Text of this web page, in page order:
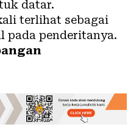
datar.
terlihat sebagai
pada penderitanya.